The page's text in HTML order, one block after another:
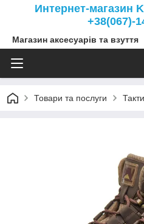
Интернет-
+38(067)-
Магазин аксесуарів та взуття
Товари та послуги